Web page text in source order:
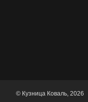
© Кузница Коваль, 2026